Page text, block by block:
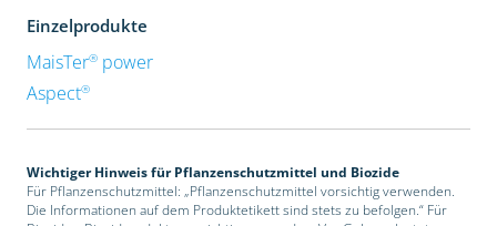
Einzelprodukte
MaisTer®power
Aspect®
Wichtiger Hinweis für Pflanzenschutzmittel und Biozide
Für Pflanzenschutzmittel: „Pflanzenschutzmittel vorsichtig verwenden.
Die Informationen auf dem Produktetikett sind stets zu befolgen.“ Für